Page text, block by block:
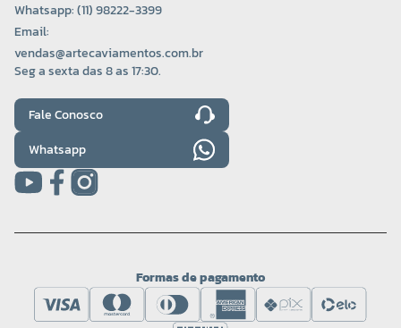
Whatsapp: (11) 98222-3399
Email:
vendas@artecaviamentos.com.br
Seg a sexta das 8 as 17:30.
Fale Conosco
Whatsapp
Formas de pagamento